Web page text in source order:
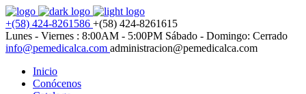
+(58) 424-8261586 +(58) 424-8261615
Lunes - Viernes : 8:00AM - 5:00PM Sábado - Domingo: Cerrado
info@pemedicalca.com administracion@pemedicalca.com
Inicio
Conócenos